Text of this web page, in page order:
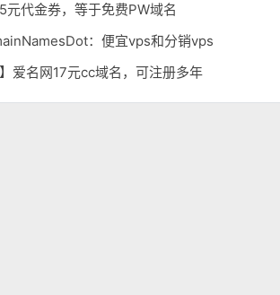
元代金券，等于免费PW域名
：便宜vps和分销vps
】爱名网17元cc域名，可注册多年